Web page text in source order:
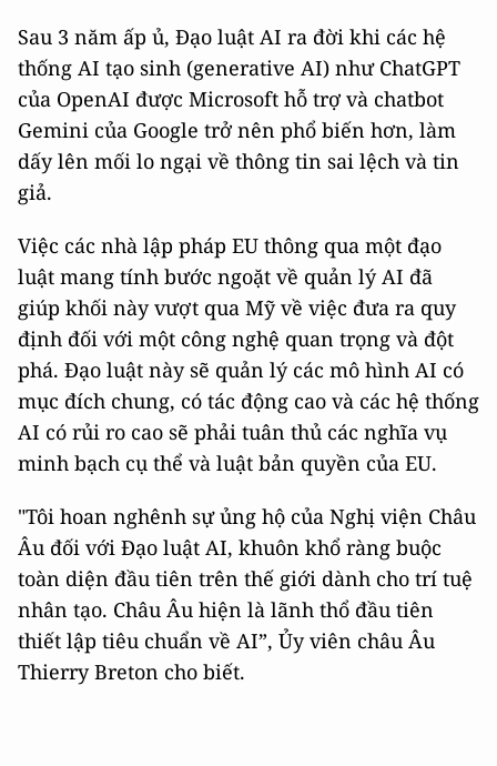
Sau 3 năm ấp ủ, Đạo luật AI ra đời khi các hệ
thống AI tạo sinh (generative AI) như ChatGPT
của OpenAI được Microsoft hỗ trợ và chatbot
Gemini của Google trở nên phổ biến hơn, làm
dấy lên mối lo ngại về thông tin sai lệch và tin
giả.
Việc các nhà lập pháp EU thông qua một đạo
luật mang tính bước ngoặt về quản lý AI đã
giúp khối này vượt qua Mỹ về việc đưa ra quy
định đối với một công nghệ quan trọng và đột
phá. Đạo luật này sẽ quản lý các mô hình AI có
mục đích chung, có tác động cao và các hệ thống
AI có rủi ro cao sẽ phải tuân thủ các nghĩa vụ
minh bạch cụ thể và luật bản quyền của EU.
"Tôi hoan nghênh sự ủng hộ của Nghị viện Châu
Âu đối với Đạo luật AI, khuôn khổ ràng buộc
toàn diện đầu tiên trên thế giới dành cho trí tuệ
nhân tạo. Châu Âu hiện là lãnh thổ đầu tiên
thiết lập tiêu chuẩn về AI”, Ủy viên châu Âu
Thierry Breton cho biết.